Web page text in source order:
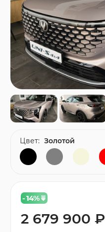
- 14%
2 679 900 ₽
Цвет: Золотой